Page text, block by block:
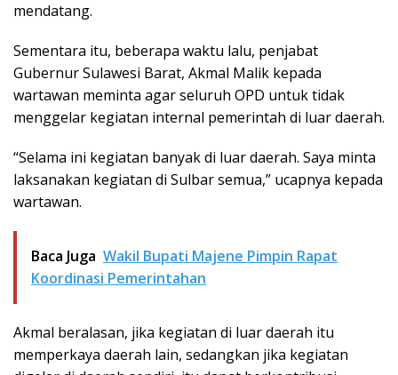
mendatang.
Sementara itu, beberapa waktu lalu, penjabat
Gubernur Sulawesi Barat, Akmal Malik kepada
wartawan meminta agar seluruh OPD untuk tidak
menggelar kegiatan internal pemerintah di luar daerah.
“Selama ini kegiatan banyak di luar daerah. Saya minta
laksanakan kegiatan di Sulbar semua,” ucapnya kepada
wartawan.
Baca Juga Wakil Bupati Majene Pimpin Rapat
Koordinasi Pemerintahan
Akmal beralasan, jika kegiatan di luar daerah itu
memperkaya daerah lain, sedangkan jika kegiatan